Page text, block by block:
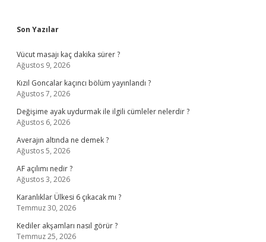
Sidebar
Son Yazılar
Vücut masajı kaç dakika sürer ?
Ağustos 9, 2026
Kızıl Goncalar kaçıncı bölüm yayınlandı ?
Ağustos 7, 2026
Değişime ayak uydurmak ile ilgili cümleler nelerdir ?
Ağustos 6, 2026
Averajın altında ne demek ?
Ağustos 5, 2026
AF açılımı nedir ?
Ağustos 3, 2026
Karanlıklar Ülkesi 6 çıkacak mı ?
Temmuz 30, 2026
Kediler akşamları nasıl görür ?
Temmuz 25, 2026